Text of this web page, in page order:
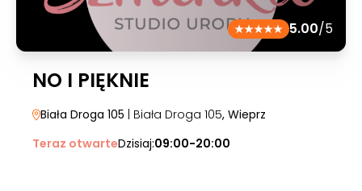
5.00/5
NO I PIĘKNIE
Biała Droga 105 | Biała Droga 105, Wieprz
Teraz otwarteDzisiaj:09:00-20:00